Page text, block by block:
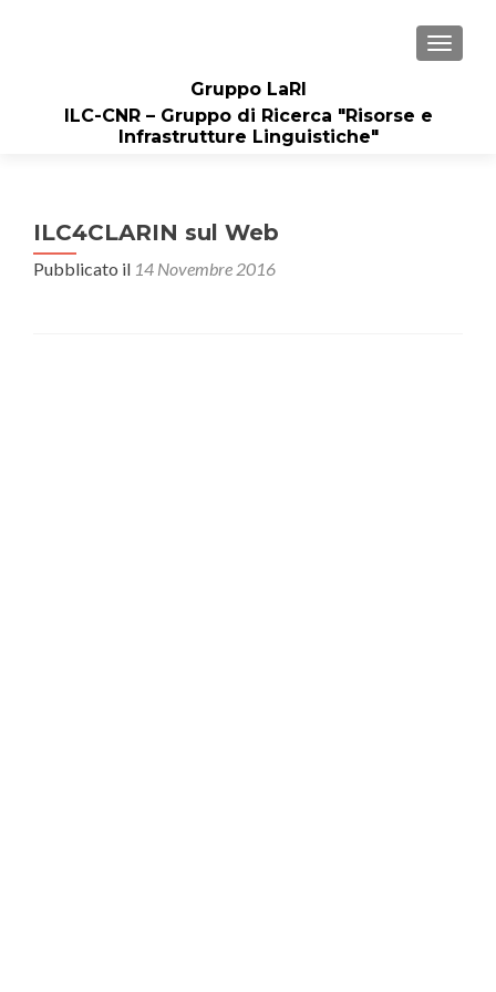
Gruppo LaRI
ILC-CNR – Gruppo di Ricerca "Risorse e
Infrastrutture Linguistiche"
ILC4CLARIN sul Web
Pubblicato il 14 Novembre 2016